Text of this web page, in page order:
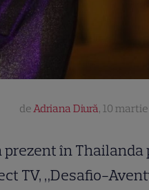
deAdriana Diură, 10 martie
prezent în Thailanda
TV, „Desafio-